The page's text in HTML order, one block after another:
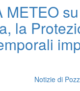
METEO
la
Notizie di